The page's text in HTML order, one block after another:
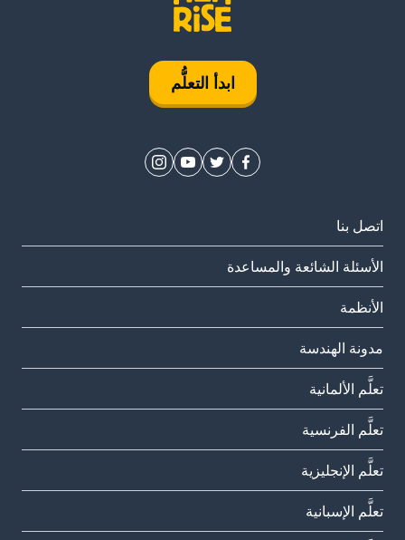
ابدأ التعلُّم
اتصل بنا
الأسئلة الشائعة والمساعدة
الأنظمة
مدونة الهندسة
تعلَّم الألمانية
تعلَّم الفرنسية
تعلَّم الإنجليزية
تعلَّم الإسبانية